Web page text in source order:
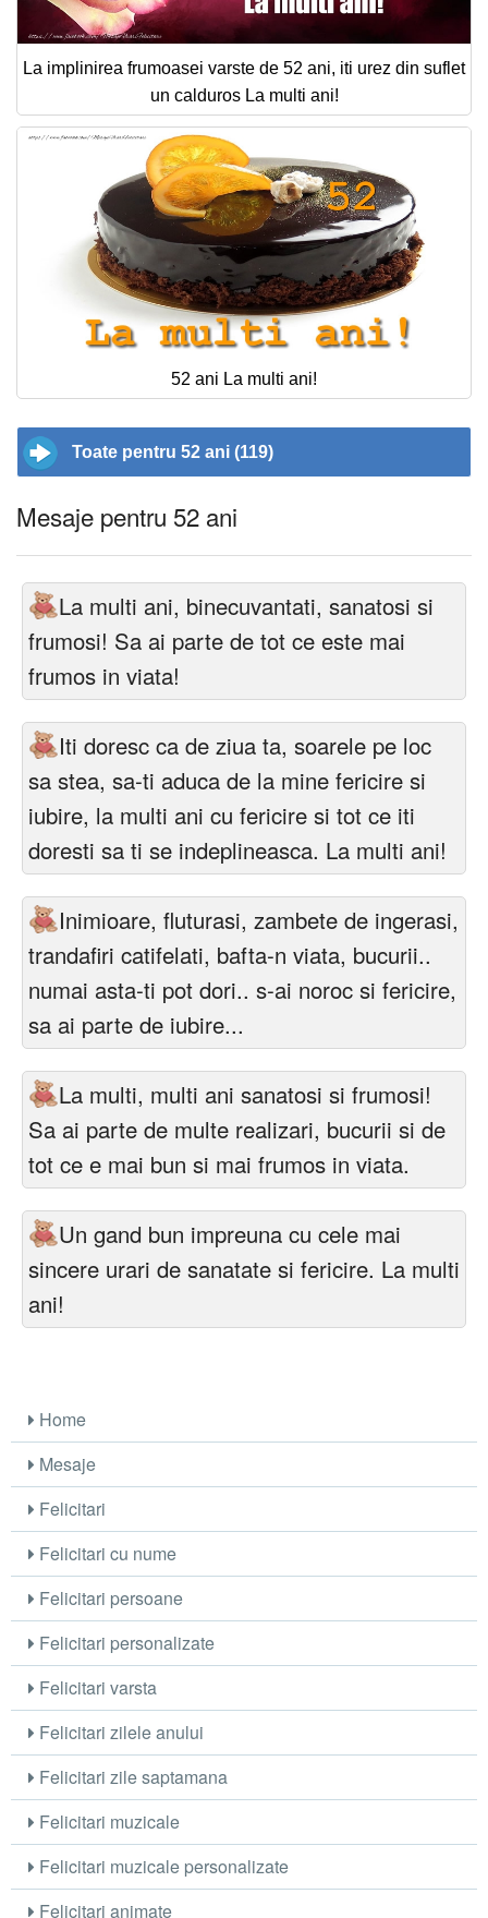
La implinirea frumoasei varste de 52 ani, iti urez din suflet
un calduros La multi ani!
52 ani La multi ani!
Toate pentru 52 ani (119)
Mesaje pentru 52 ani
La multi ani, binecuvantati, sanatosi si
frumosi! Sa ai parte de tot ce este mai
frumos in viata!
Iti doresc ca de ziua ta, soarele pe loc
sa stea, sa-ti aduca de la mine fericire si
iubire, la multi ani cu fericire si tot ce iti
doresti sa ti se indeplineasca. La multi ani!
Inimioare, fluturasi, zambete de ingerasi,
trandafiri catifelati, bafta-n viata, bucurii..
numai asta-ti pot dori.. s-ai noroc si fericire,
sa ai parte de iubire...
La multi, multi ani sanatosi si frumosi!
Sa ai parte de multe realizari, bucurii si de
tot ce e mai bun si mai frumos in viata.
Un gand bun impreuna cu cele mai
sincere urari de sanatate si fericire. La multi
ani!
Home
Mesaje
Felicitari
Felicitari cu nume
Felicitari persoane
Felicitari personalizate
Felicitari varsta
Felicitari zilele anului
Felicitari zile saptamana
Felicitari muzicale
Felicitari muzicale personalizate
Felicitari animate